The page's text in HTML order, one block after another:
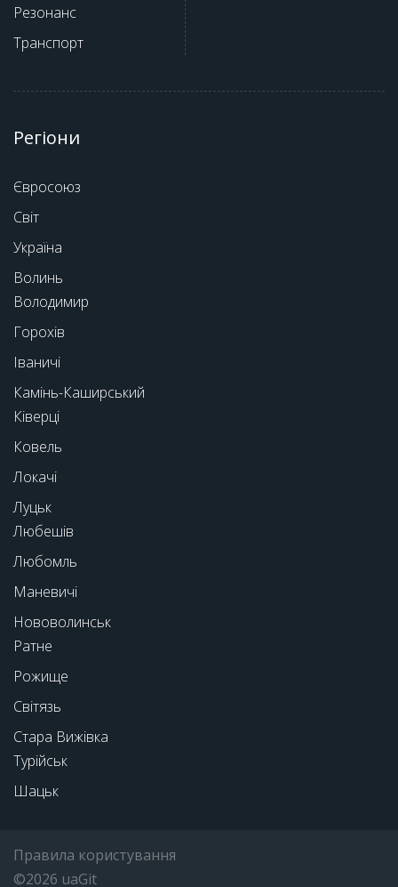
Резонанс
Транспорт
Регіони
Євросоюз
Світ
Україна
Волинь
Володимир
Горохів
Іваничі
Камінь-Каширський
Ківерці
Ковель
Локачі
Луцьк
Любешів
Любомль
Маневичі
Нововолинськ
Ратне
Рожище
Світязь
Стара Вижівка
Турійськ
Шацьк
Правила користування
©2026 uaGit